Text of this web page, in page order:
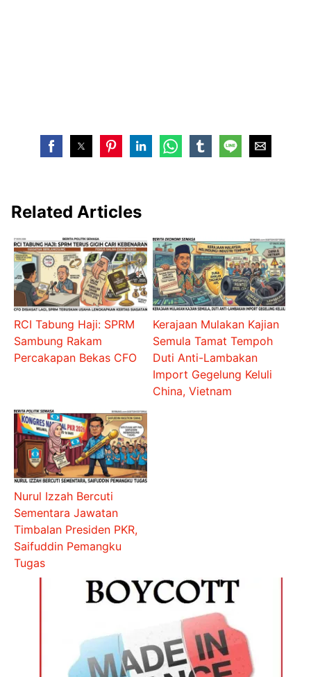
Related Articles
RCI Tabung Haji: SPRM
Sambung Rakam
Percakapan Bekas CFO
Kerajaan Mulakan Kajian
Semula Tamat Tempoh
Duti Anti-Lambakan
Import Gegelung Keluli
China, Vietnam
Nurul Izzah Bercuti
Sementara Jawatan
Timbalan Presiden PKR,
Saifuddin Pemangku
Tugas